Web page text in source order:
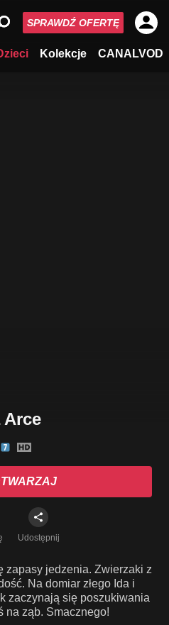
Kolekcje CANALVOD
SPRAWDŹ OFERTĘ
Udostępnij
zapasy jedzenia. Zwierzaki z
Na domiar złego Ida i
zaczynają się poszukiwania
na ząb. Smacznego!